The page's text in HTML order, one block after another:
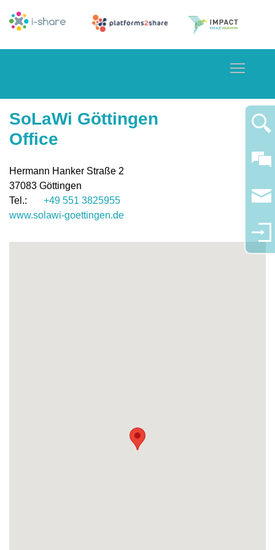
SoLaWi Göttingen
Office
Hermann Hanker Straße 2
37083 Göttingen
+49 551 3825955
www.solawi-goettingen.de